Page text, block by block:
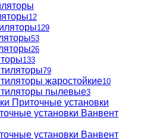
12
129
53
26
133
79
жаростойкие10
пылевые3
Приточные установки
установки Ванвент
установки Ванвент